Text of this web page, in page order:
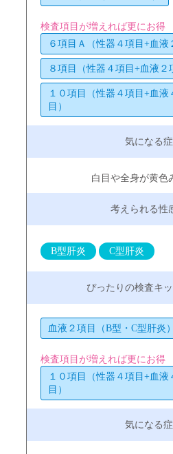
検査項目が増えれば更にお得
６項目Ａ（性器４項目+血液
８項目（性器４項目+血液２
１０項目（性器４項目+血液
目）
白目や全身が黄色
B型肝炎 C型肝炎
血液２項目（B型・C型肝炎）
検査項目が増えれば更にお得
１０項目（性器４項目+血液
目）